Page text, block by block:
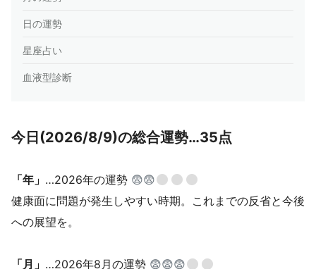
日の運勢
星座占い
血液型診断
今日(2026/8/9)の総合運勢…35点
「年」 …2026年の運勢 😨😨
健康面に問題が発生しやすい時期。これまでの反省と今後
への展望を。
「月」 …2026年8月の運勢 😨😨😨